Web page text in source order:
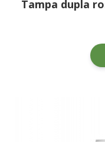
Tampa dupla